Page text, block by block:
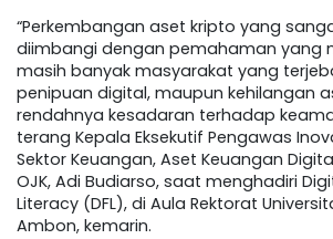
“Perkembangan aset kripto yang
diimbangi dengan pemahaman yang
masih banyak masyarakat yang
penipuan digital, maupun kehilangan
rendahnya kesadaran terhadap
terang Kepala Eksekutif Pengawas
Sektor Keuangan, Aset Keuangan
OJK, Adi Budiarso, saat menghadiri
Literacy (DFL), di Aula Rektorat
Ambon, kemarin.